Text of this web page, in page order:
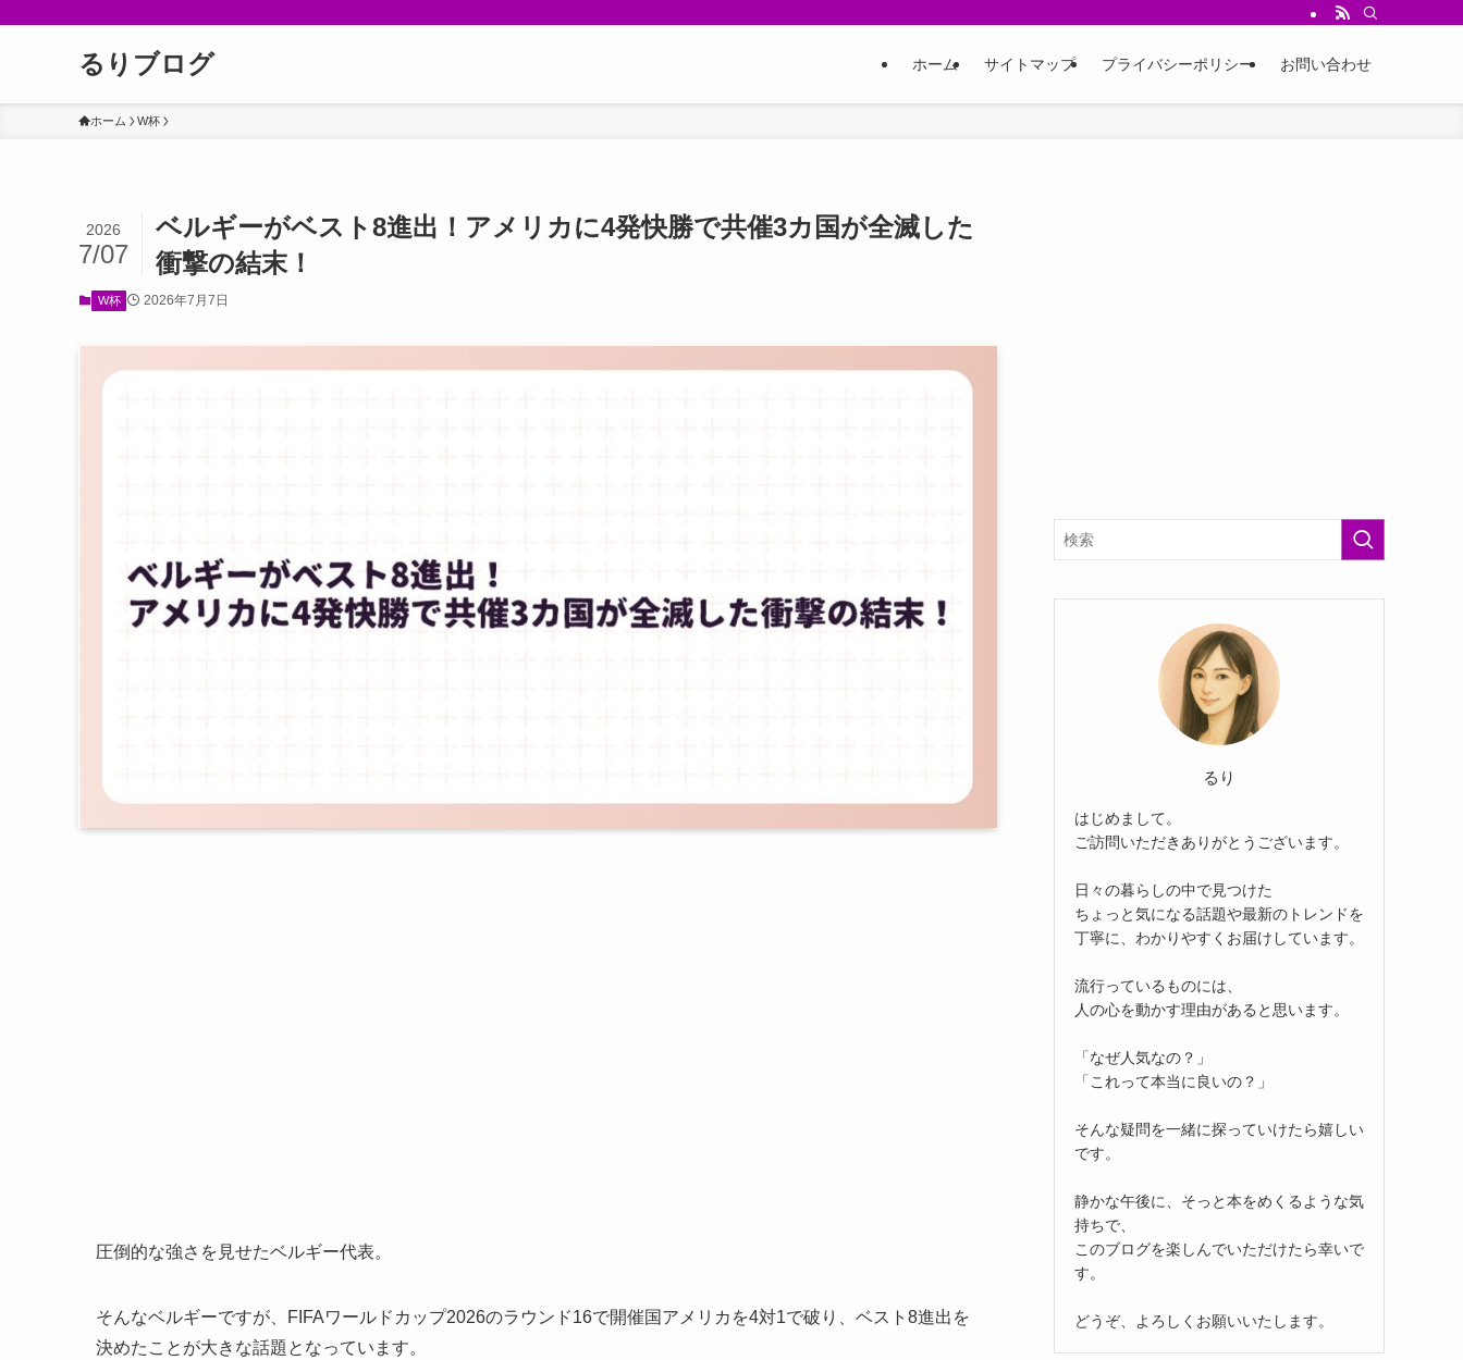
るりブログ ホーム サイトマップ プライバシーポリシー お問い合わせ
ホーム W杯
ベルギーがベスト8進出！アメリカに4発快勝で共催3カ国が全滅した
衝撃の結末！
2026
7/07
W杯 2026年7月7日
圧倒的な強さを見せたベルギー代表。
そんなベルギーですが、FIFAワールドカップ2026のラウンド16で開催国アメリカを4対1で破り、ベスト8進出を
決めたことが大きな話題となっています。
るり
はじめまして。
ご訪問いただきありがとうございます。
日々の暮らしの中で見つけた
ちょっと気になる話題や最新のトレンドを
丁寧に、わかりやすくお届けしています。
流行っているものには、
人の心を動かす理由があると思います。
「なぜ人気なの？」
「これって本当に良いの？」
そんな疑問を一緒に探っていけたら嬉しい
です。
静かな午後に、そっと本をめくるような気
持ちで、
このブログを楽しんでいただけたら幸いで
す。
どうぞ、よろしくお願いいたします。